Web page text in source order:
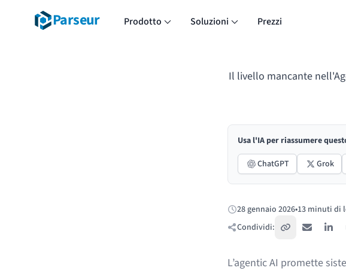
Parseur Prodotto Soluzioni Prezzi
Il livello mancante
Usa l'IA per riassumere
ChatGPT
Grok
Pubblicato:
28 gennaio 2026•13 minuti di
Condividi:
Copia link
Email
L’agentic AI promette